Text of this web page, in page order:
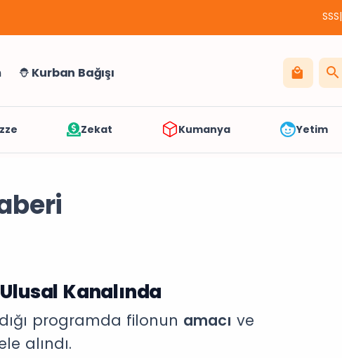
SSS|
Kurban Bağışı
Zekat Kumanya Yetim
Kanalında
programda filonun amacı ve
alındı.